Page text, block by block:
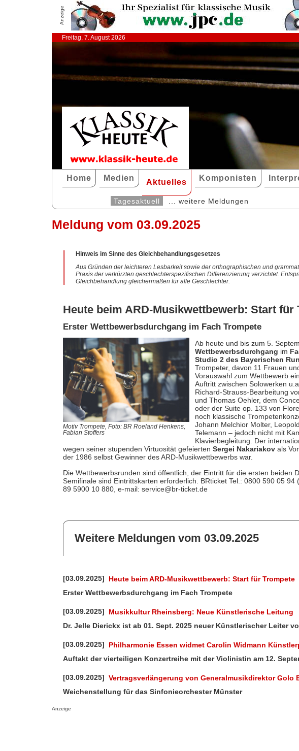
Anzeige
Freitag, 7. August 2026
Home Medien Aktuelles Komponisten
Tagesaktuell ... weitere Meldungen
Meldung vom 03.09.2025
Hinweis im Sinne des Gleichbehandlungsgesetzes
Aus Gründen der leichteren Lesbarkeit sowie der orthographischen und
Praxis der verkürzten geschlechterspezifischen Differenzierung verzichtet.
Gleichbehandlung gleichermaßen für alle Geschlechter.
Heute beim ARD-Musikwettbewerb: Start für
Erster Wettbewerbsdurchgang im Fach Trompete
Motiv Trompete, Foto: BR Roeland Henkens,
Fabian Stoffers
Ab heute und bis zum 5.
Wettbewerbsdurchgang im
Studio 2 des Bayerischen
Trompeter, davon 11 Frauen
Vorauswahl zum Wettbewerb
Auftritt zwischen Solowerken
Richard-Strauss-Bearbeitung
und Thomas Oehler, dem
oder der Suite op. 133 von
noch klassische
Johann Melchior Molter,
Telemann – jedoch nicht mit
Klavierbegleitung. Der
wegen seiner stupenden Virtuosität gefeierten Sergei Nakariakov als
der 1986 selbst Gewinner des ARD-Musikwettbewerbs war.
Die Wettbewerbsrunden sind öffentlich, der Eintritt für die ersten beiden
Semifinale sind Eintrittskarten erforderlich. BRticket Tel.: 0800 590 05 94
89 5900 10 880, e-mail: service@br-ticket.de
Weitere Meldungen vom 03.09.2025
[03.09.2025]
Heute beim ARD-Musikwettbewerb: Start für Trompete
Erster Wettbewerbsdurchgang im Fach Trompete
[03.09.2025]
Musikkultur Rheinsberg: Neue Künstlerische Leitung
Dr. Jelle Dierickx ist ab 01. Sept. 2025 neuer Künstlerischer Leiter
[03.09.2025]
Philharmonie Essen widmet Carolin Widmann
Auftakt der vierteiligen Konzertreihe mit der Violinistin am 12.
[03.09.2025]
Vertragsverlängerung von Generalmusikdirektor Golo
Weichenstellung für das Sinfonieorchester Münster
Anzeige